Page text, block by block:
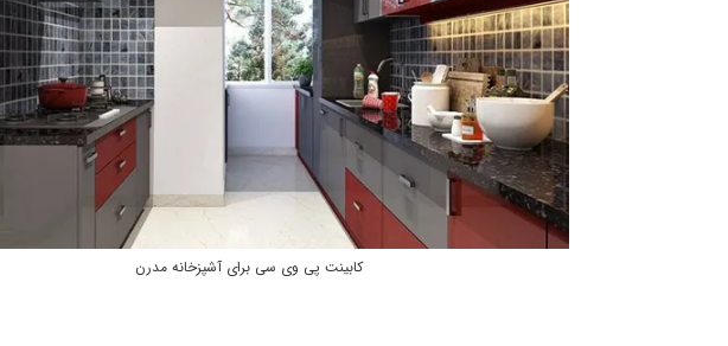
کابینت پی وی سی برای آشپزخانه مدرن